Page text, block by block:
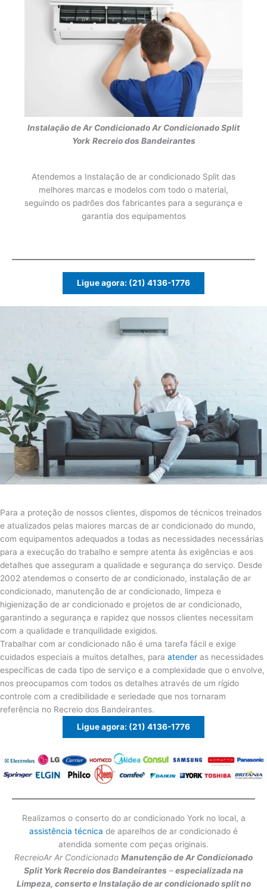
Instalação de Ar CondicionadoAr Condicionado Split
York Recreio dos Bandeirantes
Atendemos a Instalação de ar condicionado Split das
melhores marcas e modelos com todo o material,
seguindo os padrões dos fabricantes para a segurança e
garantia dos equipamentos
Ligue agora: (21) 4136-1776
Para a proteção de nossos clientes, dispomos de técnicos treinados
e atualizados pelas maiores marcas de ar condicionado do mundo,
com equipamentos adequados a todas as necessidades necessárias
para a execução do trabalho e sempre atenta às exigências e aos
detalhes que asseguram a qualidade e segurança do serviço. Desde
2002 atendemos o conserto de ar condicionado, instalação de ar
condicionado, manutenção de ar condicionado, limpeza e
higienização de ar condicionado e projetos de ar condicionado,
garantindo a segurança e rapidez que nossos clientes necessitam
com a qualidade e tranquilidade exigidos.
Trabalhar com ar condicionado não é uma tarefa fácil e exige
cuidados especiais a muitos detalhes, para atender as necessidades
específicas de cada tipo de serviço e a complexidade que o envolve,
nos preocupamos com todos os detalhes através de um rígido
controle com a credibilidade e seriedade que nos tornaram
referência no Recreio dos Bandeirantes.
Ligue agora: (21) 4136-1776
Realizamos o conserto do ar condicionado York no local, a
assistência técnica de aparelhos de ar condicionado é
atendida somente com peças originais.
RecreioAr Ar Condicionado Manutenção de Ar Condicionado
Split YorkRecreio dos Bandeirantes –especializada na
Limpeza, conserto e Instalação de ar condicionado split no